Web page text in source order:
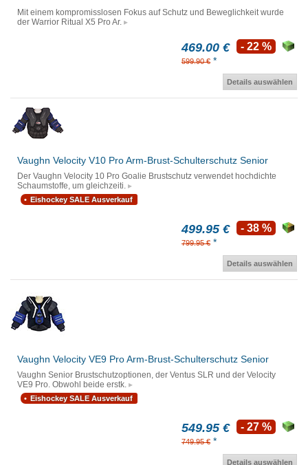
Mit einem kompromisslosen Fokus auf Schutz und Beweglichkeit wurde
der Warrior Ritual X5 Pro Ar.
469.00 €
599.90 € *
- 22 %
Details auswählen
Vaughn Velocity V10 Pro Arm-Brust-Schulterschutz Senior
Der Vaughn Velocity 10 Pro Goalie Brustschutz verwendet hochdichte
Schaumstoffe, um gleichzeiti.
Eishockey SALE Ausverkauf
499.95 €
799.95 € *
- 38 %
Details auswählen
Vaughn Velocity VE9 Pro Arm-Brust-Schulterschutz Senior
Vaughn Senior Brustschutzoptionen, der Ventus SLR und der Velocity
VE9 Pro. Obwohl beide erstk.
Eishockey SALE Ausverkauf
549.95 €
749.95 € *
- 27 %
Details auswählen